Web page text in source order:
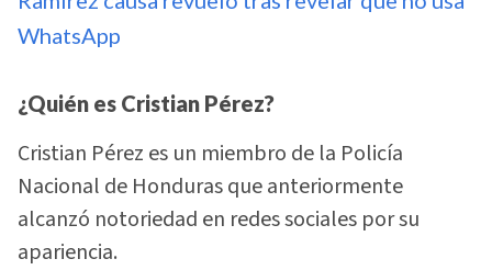
WhatsApp
¿Quién es Cristian Pérez?
Cristian Pérez es un miembro de la Policía
Nacional de Honduras que anteriormente
alcanzó notoriedad en redes sociales por su
apariencia.